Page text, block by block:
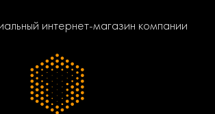
интернет-магазин компании